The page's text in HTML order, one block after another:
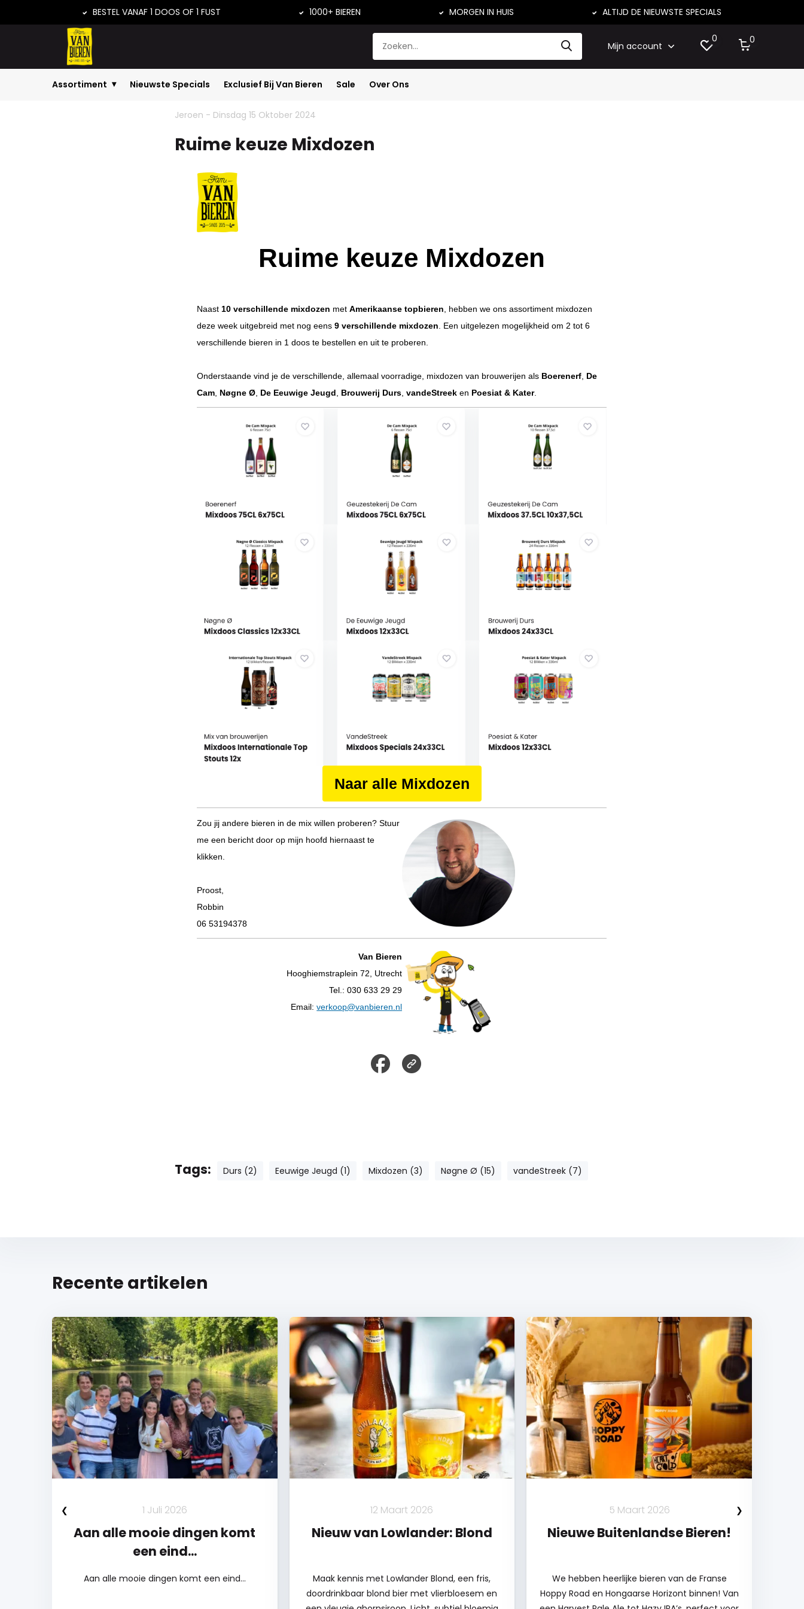
BESTEL VANAF 1 DOOS OF 1 FUST 1000+ BIEREN MORGEN IN HUIS ALTIJD DE NIEUWSTE SPECIALS
Mijn account
0 0
Assortiment Nieuwste Specials Exclusief Bij Van Bieren Sale Over Ons
Home Ruime keuze Mixdozen Nieuws
Jeroen - Dinsdag 15 Oktober 2024
Ruime keuze Mixdozen
Ruime keuze Mixdozen
Naast 10 verschillende mixdozen metAmerikaanse topbieren , hebben we ons assortiment mixdozen
deze week uitgebreid met nog eens9 verschillende mixdozen . Een uitgelezen mogelijkheid om 2 tot 6
verschillende bieren in 1 doos te bestellen en uit te proberen.
Onderstaande vind je de verschillende, allemaal voorradige, mixdozen van brouwerijen als Boerenerf De
Cam Nøgne Ø De Eeuwige Jeugd Brouwerij Durs ,vandeStreek en Poesiat & Kater.
Naar alle Mixdozen
Zou jij andere bieren in de mix willen proberen? Stuur
me een bericht door op mijn hoofd hiernaast te
klikken.
Proost,
Robbin
06 53194378
Van Bieren
Hooghiemstraplein 72, Utrecht
Tel.: 030 633 29 29
Email:verkoop@vanbieren.nl
Tags: Durs (2) Eeuwige Jeugd (1) Mixdozen (3) Nøgne Ø (15) vandeStreek (7)
Recente artikelen
1 Juli 2026
Aan alle mooie dingen komt
een eind...
Aan alle mooie dingen komt een eind...
12 Maart 2026
Nieuw van Lowlander: Blond
Maak kennis met Lowlander Blond, een fris,
doordrinkbaar blond bier met vlierbloesem en
5 Maart 2026
Nieuwe Buitenlandse Bieren!
We hebben heerlijke bieren van de Franse
Hoppy Road en Hongaarse Horizont binnen! Van